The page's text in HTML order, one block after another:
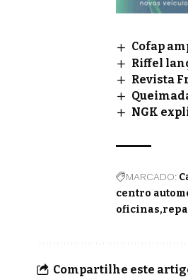
Cofap
Riffel
Revista
NGK
MARCADO:
centro
oficinas
Compartilhe este